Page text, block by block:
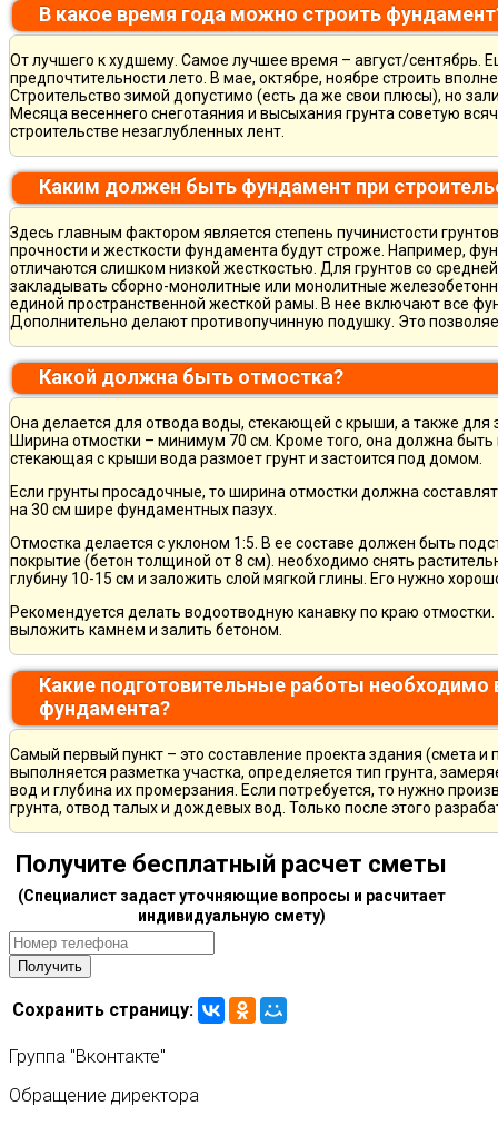
В какое время года можно строить
От лучшего к худшему. Самое лучшее время – август/сентябрь.
предпочтительности лето. В мае, октябре, ноябре строить
Строительство зимой допустимо (есть да же свои плюсы), но
Месяца весеннего снеготаяния и высыхания грунта советую
строительстве незаглубленных лент.
Каким должен быть фундамент при
Здесь главным фактором является степень пучинистости
прочности и жесткости фундамента будут строже. Например,
отличаются слишком низкой жесткостью. Для грунтов со
закладывать сборно-монолитные или монолитные
единой пространственной жесткой рамы. В нее включают все
Дополнительно делают противопучинную подушку. Это
Какой должна быть отмостка?
Она делается для отвода воды, стекающей с крыши, а также для
Ширина отмостки – минимум 70 см. Кроме того, она должна быть
стекающая с крыши вода размоет грунт и застоится под домом.
Если грунты просадочные, то ширина отмостки должна
на 30 см шире фундаментных пазух.
Отмостка делается с уклоном 1:5. В ее составе должен быть
покрытие (бетон толщиной от 8 см). необходимо снять
глубину 10-15 см и заложить слой мягкой глины. Его нужно
Рекомендуется делать водоотводную канавку по краю
выложить камнем и залить бетоном.
Какие подготовительные работы необходимо
фундамента?
Самый первый пункт – это составление проекта здания (смета
выполняется разметка участка, определяется тип грунта,
вод и глубина их промерзания. Если потребуется, то нужно
грунта, отвод талых и дождевых вод. Только после этого
Получите бесплатный расчет сметы
(Специалист задаст уточняющие вопросы и расчитает
индивидуальную смету)
Сохранить страницу:
Группа "Вконтакте"
Обращение директора